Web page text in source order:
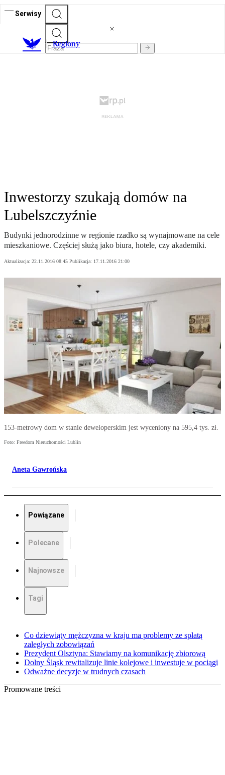
Serwisy
Regiony
Inwestorzy szukają domów na
Lubelszczyźnie
Budynki jednorodzinne w regionie rzadko są wynajmowane na cele
mieszkaniowe. Częściej służą jako biura, hotele, czy akademiki.
Aktualizacja: 22.11.2016 08:45 Publikacja: 17.11.2016 21:00
153-metrowy dom w stanie deweloperskim jest wyceniony na 595,4 tys. zł.
Foto: Freedom Nieruchomości Lublin
Aneta Gawrońska
Powiązane
Polecane
Najnowsze
Tagi
Co dziewiąty mężczyzna w kraju ma problemy ze spłatą
zaległych zobowiązań
Prezydent Olsztyna: Stawiamy na komunikację zbiorową
Dolny Śląsk rewitalizuje linie kolejowe i inwestuje w pociągi
Odważne decyzje w trudnych czasach
Promowane treści